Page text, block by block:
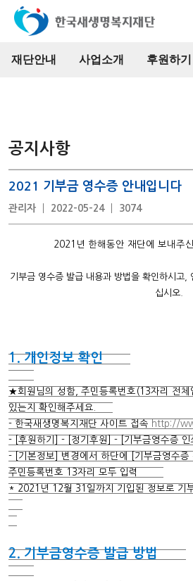
재단안내 사업소개 후원하기
공지사항
2021 기부금 영수증 안내입니다
관리자 2022-05-24 3074
2021년 한해동안 재단에 보내주
기부금 영수증 발급 내용과 방법을 확인하시고,
십시오.
1. 개인정보 확인
★회원님의 성함, 주민등록번호(13자리 전체
있는지 확인해주세요.
- 한국새생명복지재단 사이트 접속 http://
- [후원하기] - [정기후원] - [기부금영수
- [기본정보] 변경에서 하단에 [기부금영수증
주민등록번호 13자리 모두 입력
* 2021년 12월 31일까지 기입된 정보로
2. 기부금영수증 발급 방법